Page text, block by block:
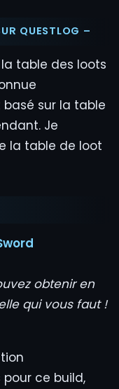
QUESTLOG –
table des loots
sur la table
Je
la table de loot
obtenir en
qui vous faut !
ce build,